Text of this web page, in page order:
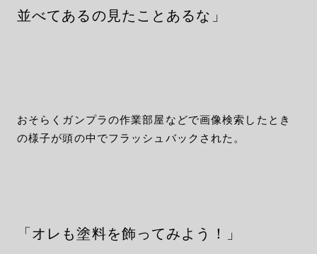
並べてあるの見たことあるな」
おそらくガンプラの作業部屋などで画像検索したとき
の様子が頭の中でフラッシュバックされた。
「オレも塗料を飾ってみよう！」